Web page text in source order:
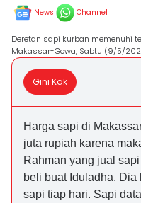
News Channel
Deretan sapi kurban memenuhi
Makassar-Gowa, Sabtu (9/5/
Gini Kak
Harga sapi di
juta rupiah karena
Rahman yang jual
beli buat Iduladha.
sapi tiap hari. Sapi